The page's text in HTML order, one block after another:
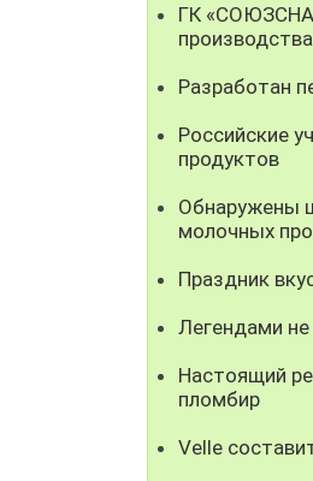
ГК
Разработан
Российские
продуктов
Обнаружены
молочных
Праздник
Легендами
Настоящий
пломбир
Velle